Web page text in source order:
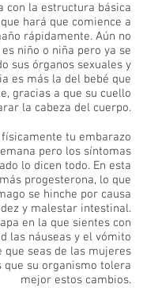
con la estructura básica
hará que comience a
rápidamente. Aún no
niño o niña pero ya se
sus órganos sexuales y
es más la del bebé que
gracias a que su cuello
la cabeza del cuerpo.
tu embarazo
pero los síntomas
lo dicen todo. En esta
progesterona, lo que
se hinche por causa
y malestar intestinal.
en la que sientes con
las náuseas y el vómito
que seas de las mujeres
que su organismo tolera
mejor estos cambios.